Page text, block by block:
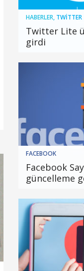
HABERLER, TWITTER
Twitter Lite
girdi
FACEBOOK
Facebook
güncelleme